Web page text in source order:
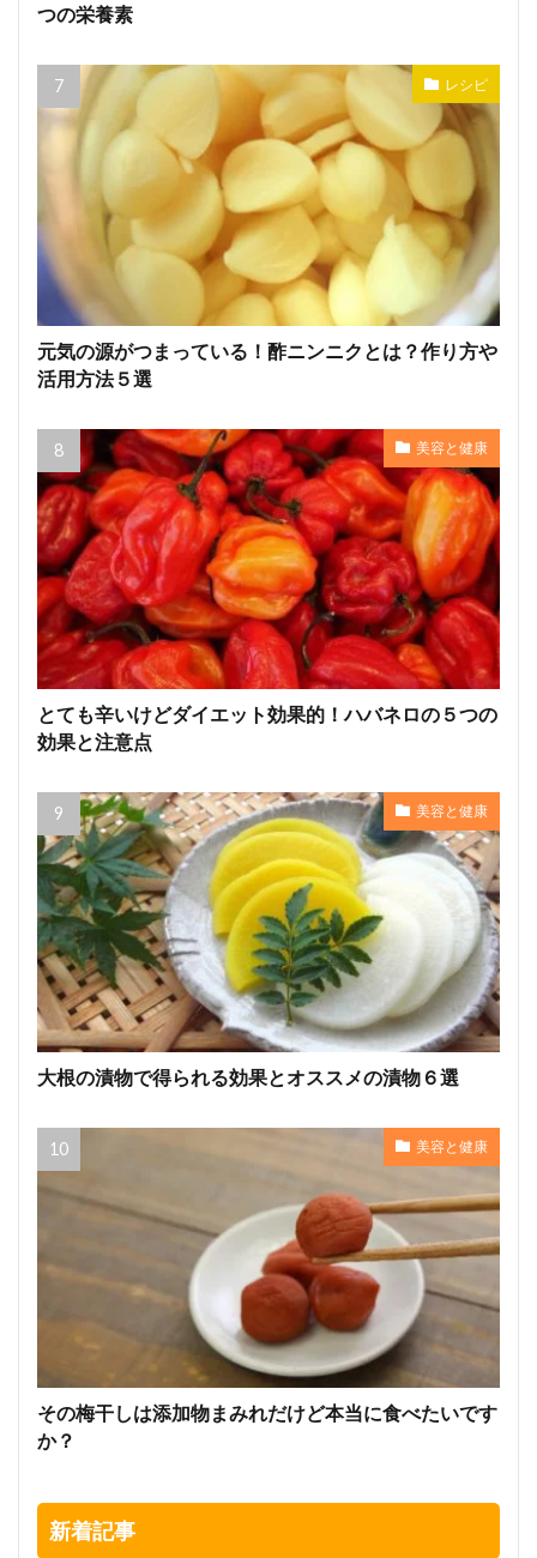
つの栄養素
レシピ
元気の源がつまっている！酢ニンニクとは？作り方や
活用方法５選
美容と健康
とても辛いけどダイエット効果的！ハバネロの５つの
効果と注意点
美容と健康
大根の漬物で得られる効果とオススメの漬物６選
美容と健康
その梅干しは添加物まみれだけど本当に食べたいです
か？
新着記事